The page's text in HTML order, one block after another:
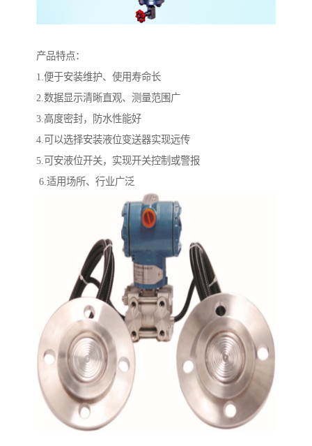
产品特点：
1.便于安装维护、使用寿命长
2.数据显示清晰直观、测量范围广
3.高度密封，防水性能好
4.可以选择安装液位变送器实现远传
5.可安液位开关，实现开关控制或警报
6.适用场所、行业广泛